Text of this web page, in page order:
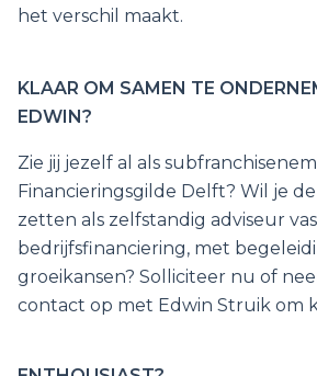
het verschil maakt.
KLAAR OM SAMEN TE
EDWIN?
Zie jij jezelf al als
Financieringsgilde Delft? Wil je
zetten als zelfstandig adviseur
bedrijfsfinanciering, met
groeikansen? Solliciteer nu of
contact op met Edwin Struik om